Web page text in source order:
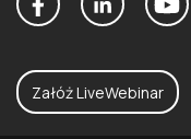
Załóż LiveWebinar